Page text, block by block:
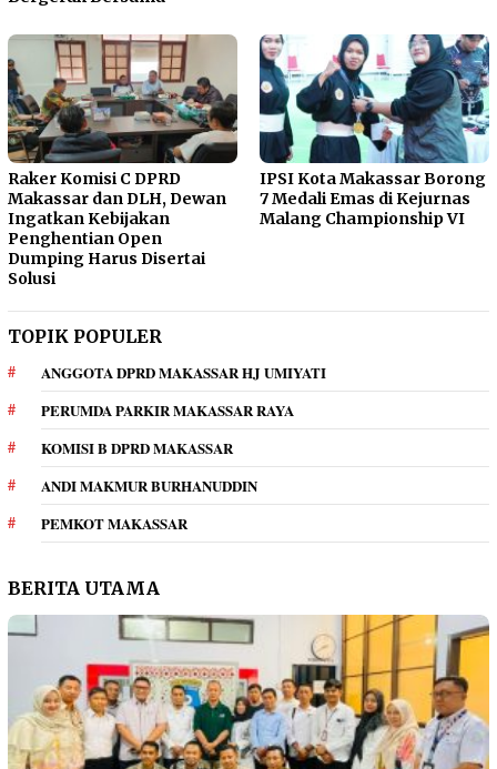
Raker Komisi C DPRD
Makassar dan DLH, Dewan
Ingatkan Kebijakan
Penghentian Open
Dumping Harus Disertai
Solusi
IPSI Kota Makassar Borong
7 Medali Emas di Kejurnas
Malang Championship VI
TOPIK POPULER
ANGGOTA DPRD MAKASSAR HJ UMIYATI
PERUMDA PARKIR MAKASSAR RAYA
KOMISI B DPRD MAKASSAR
ANDI MAKMUR BURHANUDDIN
PEMKOT MAKASSAR
BERITA UTAMA